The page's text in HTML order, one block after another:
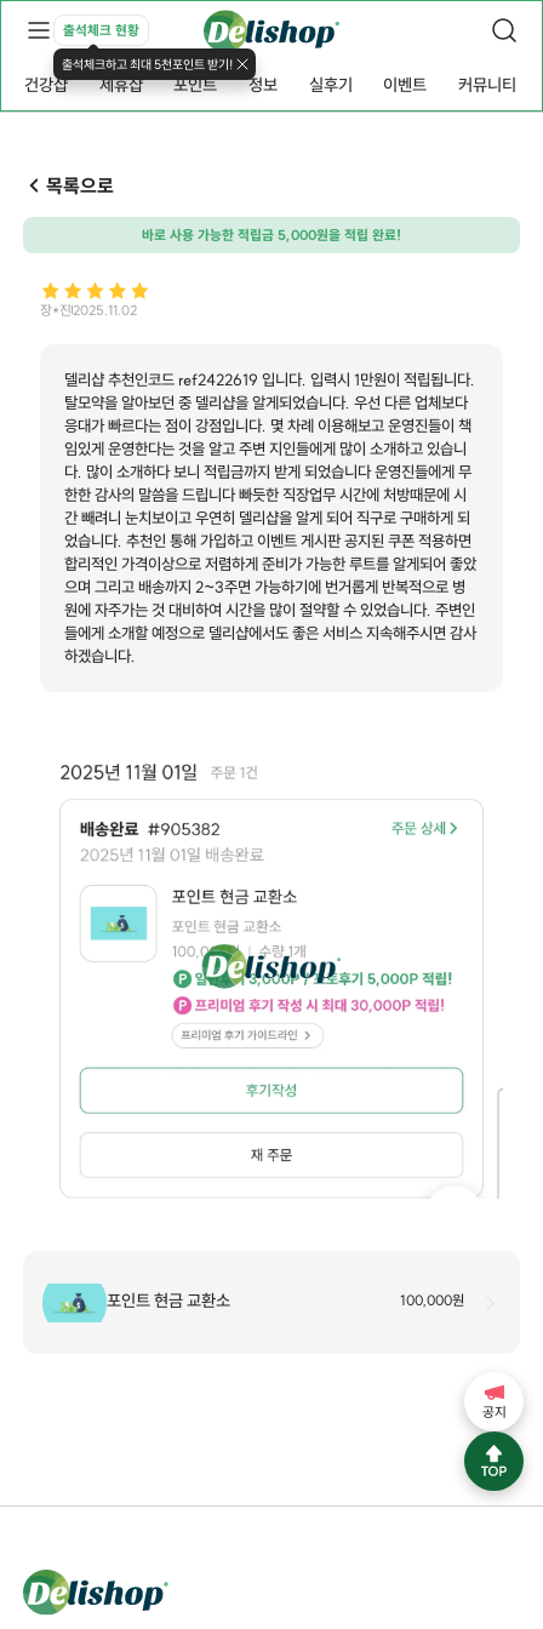
출석체크 현황
출석체크하고 최대 5천포인트 받기!
건강샵 제휴샵 포인트 정보 실후기 이벤트 커뮤니티
목록으로
바로 사용 가능한 적립금 5,000원을 적립 완료!
장*진2025.11.02
델리샵 추천인코드 ref2422619 입니다. 입력시 1만원이 적립됩니다.
탈모약을 알아보던 중 델리샵을 알게되었습니다. 우선 다른 업체보다
응대가 빠르다는 점이 강점입니다. 몇 차례 이용해보고 운영진들이 책
임있게 운영한다는 것을 알고 주변 지인들에게 많이 소개하고 있습니
다. 많이 소개하다 보니 적립금까지 받게 되었습니다 운영진들에게 무
한한 감사의 말씀을 드립니다 빠듯한 직장업무 시간에 처방때문에 시
간 빼려니 눈치보이고 우연히 델리샵을 알게 되어 직구로 구매하게 되
었습니다. 추천인 통해 가입하고 이벤트 게시판 공지된 쿠폰 적용하면
합리적인 가격이상으로 저렴하게 준비가 가능한 루트를 알게되어 좋았
으며 그리고 배송까지 2~3주면 가능하기에 번거롭게 반복적으로 병
원에 자주가는 것 대비하여 시간을 많이 절약할 수 있었습니다. 주변인
들에게 소개할 예정으로 델리샵에서도 좋은 서비스 지속해주시면 감사
하겠습니다.
포인트 현금 교환소 100,000원
공지